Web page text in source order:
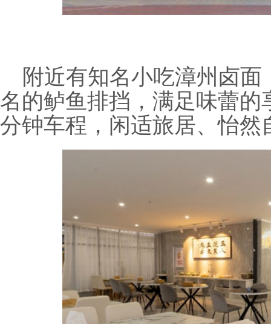
附近有知名小吃漳州卤
名的鲈鱼排挡，满足味蕾
分钟车程，闲适旅居、怡然